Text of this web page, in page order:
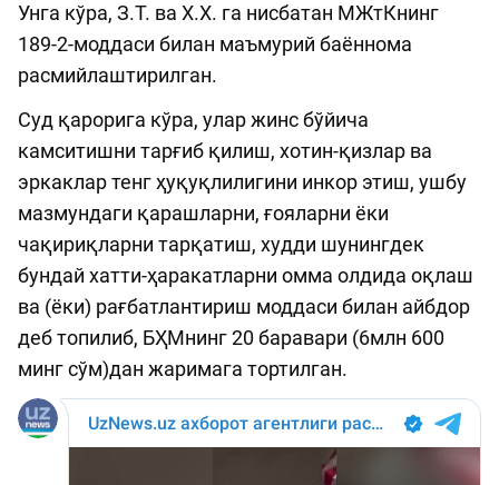
Унга кўра, З.Т. ва Х.Х. га нисбатан МЖтКнинг
189-2-моддаси билан маъмурий баённома
расмийлаштирилган.
Суд қарорига кўра, улар жинс бўйича
камситишни тарғиб қилиш, хотин-қизлар ва
эркаклар тенг ҳуқуқлилигини инкор этиш, ушбу
мазмундаги қарашларни, ғояларни ёки
чақириқларни тарқатиш, худди шунингдек
бундай хатти-ҳаракатларни омма олдида оқлаш
ва (ёки) рағбатлантириш моддаси билан айбдор
деб топилиб, БҲМнинг 20 баравари (6млн 600
минг сўм)дан жаримага тортилган.